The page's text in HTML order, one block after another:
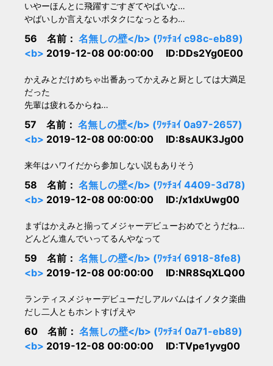
いやーほんとに飛躍すごすぎてやばいな…
やばいしか言えないポタクになっとるわ…
56 名前： 名無しの壁</b> (ﾜｯﾁｮｲ c98c-eb89)
<b> 2019-12-08 00:00:00 ID:DDs2Yg0E00
かえみとだけめちゃ出番あってかえみと厨としては大満足
だった
先輩は疲れるからね…
57 名前： 名無しの壁</b> (ﾜｯﾁｮｲ 0a97-2657)
<b> 2019-12-08 00:00:00 ID:8sAUK3Jg00
来年はハワイだから参加しない説もありそう
58 名前： 名無しの壁</b> (ﾜｯﾁｮｲ 4409-3d78)
<b> 2019-12-08 00:00:00 ID:/x1dxUwg00
まずはかえみと揃ってメジャーデビューおめでとうだね…
どんどん進んでいってるんやなって
59 名前： 名無しの壁</b> (ﾜｯﾁｮｲ 6918-8fe8)
<b> 2019-12-08 00:00:00 ID:NR8SqXLQ00
ランティスメジャーデビューだしアルバムはイノタク楽曲
だし二人ともホントすげえや
60 名前： 名無しの壁</b> (ﾜｯﾁｮｲ 0a71-eb89)
<b> 2019-12-08 00:00:00 ID:TVpe1yvg00